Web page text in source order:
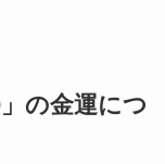
の金運につ